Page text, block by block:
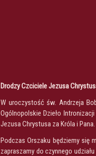
Drodzy Czciciele Jezusa
W uroczystość św. Andrzeja
Ogólnopolskie Dzieło
Jezusa Chrystusa za Króla i Pana.
Podczas Orszaku będziemy się
zapraszamy do czynnego